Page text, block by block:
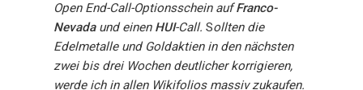
Open End-Call-Optionsschein aufFranco-
Nevadaund einen HUI-Call. Sollten die
Edelmetalle und Goldaktien in den nächsten
zwei bis drei Wochen deutlicher korrigieren,
werde ich in allen Wikifolios massiv zukaufen.